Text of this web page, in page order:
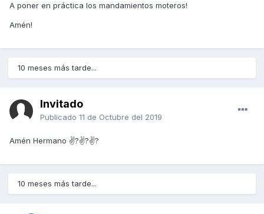
A poner en práctica los mandamientos moteros!
Amén!
10 meses más tarde...
Invitado
Publicado 11 de Octubre del 2019
Amén Hermano ✌?✌?✌?
10 meses más tarde...